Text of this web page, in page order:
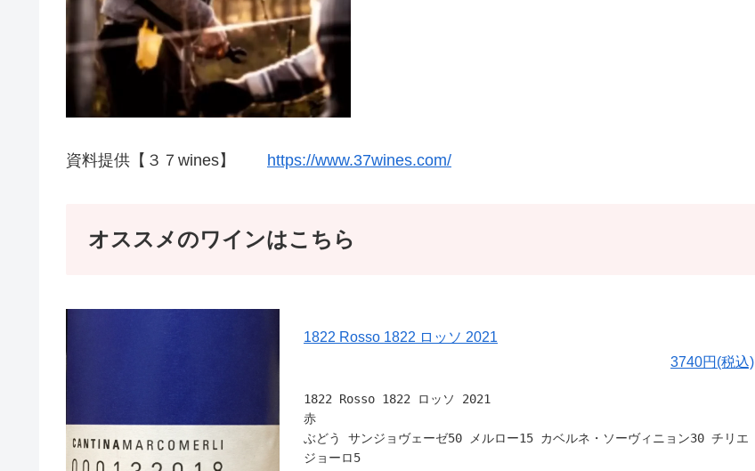
資料提供【３７wines】 https://www.37wines.com/
オススメのワインはこちら
1822 Rosso 1822 ロッソ 2021
3740円(税込)
1822 Rosso 1822 ロッソ 2021
赤
ぶどう サンジョヴェーゼ50 メルロー15 カベルネ・ソーヴィニョン30 チリエ
ジョーロ5